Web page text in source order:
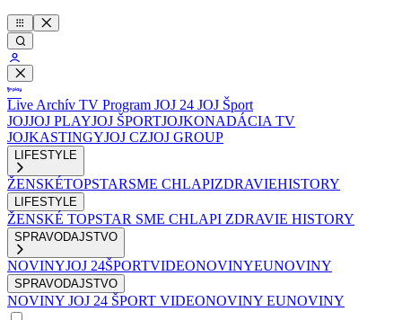
Live Archív TV Program JOJ 24 JOJ Šport
JOJJOJ PLAYJOJ ŠPORTJOJKONADÁCIA TV
JOJKASTINGYJOJ CZJOJ GROUP
LIFESTYLE
ŽENSKÉTOPSTARSME CHLAPIZDRAVIEHISTORY
LIFESTYLE
ŽENSKÉ TOPSTAR SME CHLAPI ZDRAVIE HISTORY
SPRAVODAJSTVO
NOVINYJOJ 24ŠPORTVIDEONOVINYEUNOVINY
SPRAVODAJSTVO
NOVINY JOJ 24 ŠPORT VIDEONOVINY EUNOVINY